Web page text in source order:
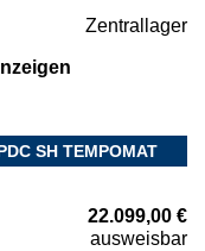
Zentrallager
SH TEMPOMAT
22.099,00 €
ausweisbar